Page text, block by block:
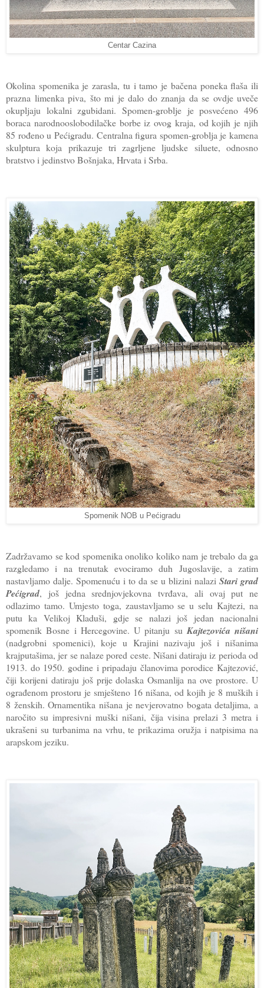
Centar Cazina
Okolina spomenika je zarasla, tu i tamo je bačena poneka flaša ili
prazna limenka piva, što mi je dalo do znanja da se ovdje uveče
okupljaju lokalni zgubidani. Spomen-groblje je posvećeno 496
boraca narodnooslobodilačke borbe iz ovog kraja, od kojih je njih
85 rođeno u Pećigradu. Centralna figura spomen-groblja je kamena
skulptura koja prikazuje tri zagrljene ljudske siluete, odnosno
bratstvo i jedinstvo Bošnjaka, Hrvata i Srba.
Spomenik NOB u Pećigradu
Zadržavamo se kod spomenika onoliko koliko nam je trebalo da ga
razgledamo i na trenutak evociramo duh Jugoslavije, a zatim
nastavljamo dalje. Spomenuću i to da se u blizini nalazi Stari grad
Pećigrad, još jedna srednjovjekovna tvrđava, ali ovaj put ne
odlazimo tamo. Umjesto toga, zaustavljamo se u selu Kajtezi, na
putu ka Velikoj Kladuši, gdje se nalazi još jedan nacionalni
spomenik Bosne i Hercegovine. U pitanju suKajtezovića nišani
(nadgrobni spomenici), koje u Krajini nazivaju još i nišanima
krajputašima, jer se nalaze pored ceste. Nišani datiraju iz perioda od
1913. do 1950. godine i pripadaju članovima porodice Kajtezović,
čiji korijeni datiraju još prije dolaska Osmanlija na ove prostore. U
ograđenom prostoru je smješteno 16 nišana, od kojih je 8 muških i
8 ženskih. Ornamentika nišana je nevjerovatno bogata detaljima, a
naročito su impresivni muški nišani, čija visina prelazi 3 metra i
ukrašeni su turbanima na vrhu, te prikazima oružja i natpisima na
arapskom jeziku.